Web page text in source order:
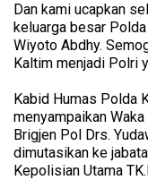
Dan kami ucapkan
keluarga besar
Wiyoto Abdhy.
Kaltim menjadi Polri
Kabid Humas Polda
menyampaikan
Brigjen Pol Drs.
dimutasikan ke
Kepolisian Utama